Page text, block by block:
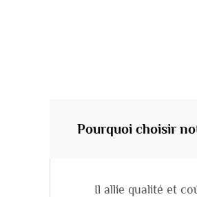
Pourquoi choisir
Il allie qualité et